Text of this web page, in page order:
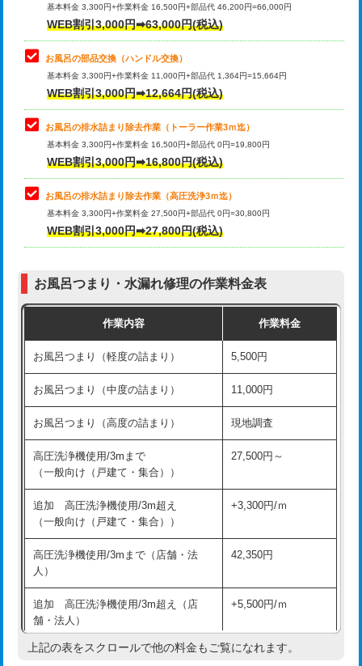
止水・漏水調査・防水処理・清掃・修
理・調整・分解・加工など（重作業）
33,000円
トイレタンク脱着
トイレ便器脱着
タンクレストイレ脱着 33,000円
小便器トイレ脱着
その他部品の脱着 8,800円～
交換・取付（タンク）
交換・取付（普通便座） 11,000円+材料費
交換・取付（温水洗浄便座） 16,500円+材料費
交換・取付(単水栓（壁付・デッキ
式）)
13,200円+材料費
交換・取付(混合水栓（壁付・デッキ
式・ワンホール）)
16,500円+材料費
交換・取付(排水栓・排水トラップ
（P/S/ポップアップ））
22,000円+材料費
交換・取付（その他部品） 11,000円+材料費
持込商品取付（単水栓） 13,200円
持込商品取付（混合水栓）
持込商品取付（浄水器・分岐水栓） 16,500円
持込商品取付（温水洗浄便座） 22,000円
基本料金 3,300円+作業料金 16,500円+部品代 46,200円=66,000円
WEB割引3,000円➡63,000円(税込)
お風呂の部品交換（ハンドル交換）
基本料金 3,300円+作業料金 11,000円+部品代 1,364円=15,664円
WEB割引3,000円➡12,664円(税込)
お風呂の排水詰まり除去作業（トーラー作業3ｍ迄）
基本料金 3,300円+作業料金 16,500円+部品代 0円=19,800円
WEB割引3,000円➡16,800円(税込)
お風呂の排水詰まり除去作業（高圧洗浄3ｍ迄）
基本料金 3,300円+作業料金 27,500円+部品代 0円=30,800円
WEB割引3,000円➡27,800円(税込)
お風呂つまり・水漏れ修理の作業料金表
作業内容 作業料金
お風呂つまり（軽度の詰まり） 5,500円
お風呂つまり（中度の詰まり） 11,000円
お風呂つまり（高度の詰まり） 現地調査
高圧洗浄機使用/3mまで
（一般向け（戸建て・集合））
27,500円～
追加 高圧洗浄機使用/3m超え
（一般向け（戸建て・集合））
+3,300円/ｍ
高圧洗浄機使用/3mまで（店舗・法
人）
42,350円
追加 高圧洗浄機使用/3m超え（店
舗・法人）
+5,500円/ｍ
高度高圧洗浄換 現地調査
上記の表をスクロールで他の料金もご覧になれます。